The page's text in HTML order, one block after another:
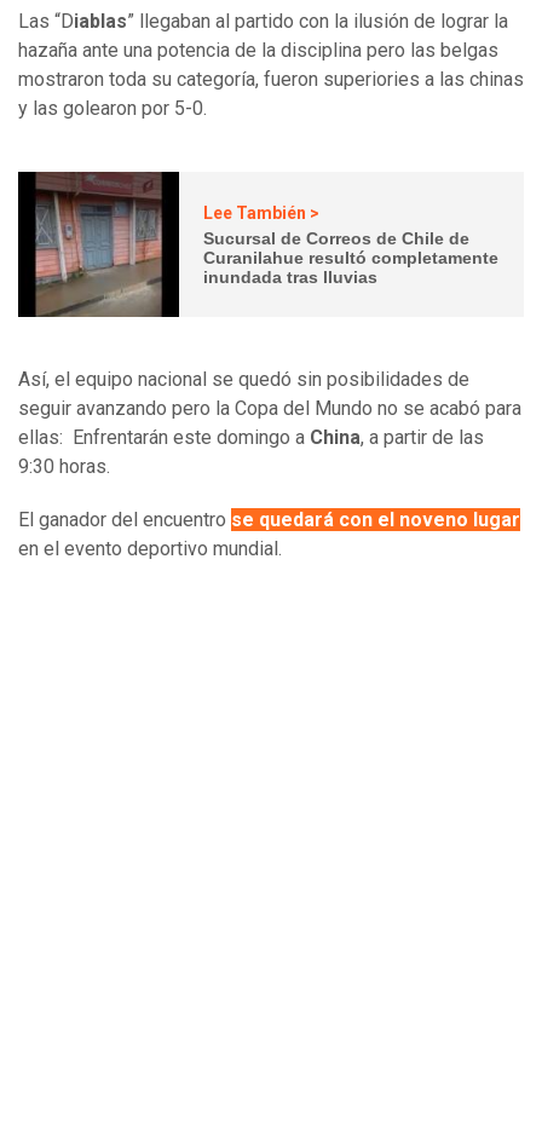
Las “Diablas” llegaban al partido con la ilusión de lograr la
hazaña ante una potencia de la disciplina pero las belgas
mostraron toda su categoría, fueron superiories a las chinas
y las golearon por 5-0.
Lee También >
Sucursal de Correos de Chile de
Curanilahue resultó completamente
inundada tras lluvias
Así, el equipo nacional se quedó sin posibilidades de
seguir avanzando pero la Copa del Mundo no se acabó para
ellas: Enfrentarán este domingo a China, a partir de las
9:30 horas.
El ganador del encuentro se quedará con el noveno lugar
en el evento deportivo mundial.